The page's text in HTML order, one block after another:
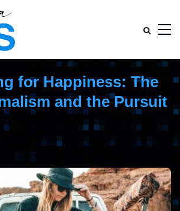
for Happiness: The
and the Pursuit